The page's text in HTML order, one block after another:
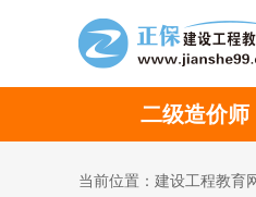
二级造价师
当前位置： 建设工程教育